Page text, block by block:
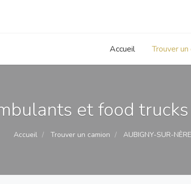
Accueil Trouver un
et food
Accueil Trouver un camion AUBIGNY-SUR-NÈRE